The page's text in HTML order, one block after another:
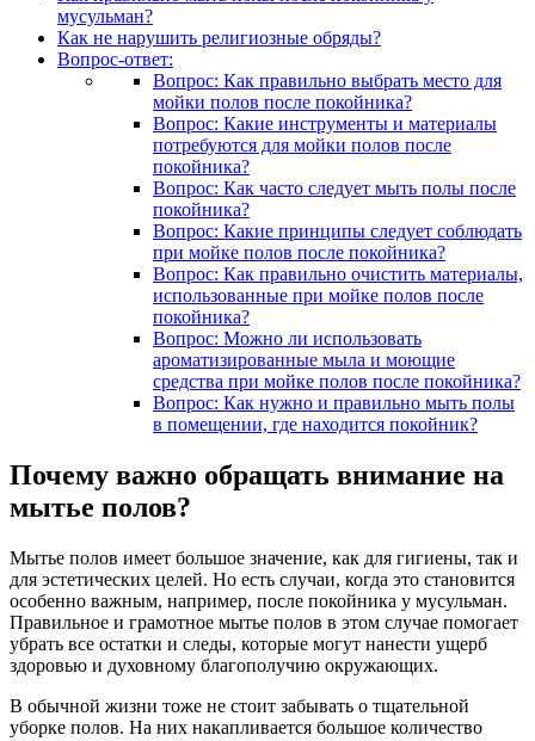
мусульман?
Как не нарушить религиозные обряды?
Вопрос-ответ:
Вопрос: Как правильно выбрать место для
мойки полов после покойника?
Вопрос: Какие инструменты и материалы
потребуются для мойки полов после
покойника?
Вопрос: Как часто следует мыть полы после
покойника?
Вопрос: Какие принципы следует соблюдать
при мойке полов после покойника?
Вопрос: Как правильно очистить материалы,
использованные при мойке полов после
покойника?
Вопрос: Можно ли использовать
ароматизированные мыла и моющие
средства при мойке полов после покойника?
Вопрос: Как нужно и правильно мыть полы
в помещении, где находится покойник?
Почему важно обращать внимание на
мытье полов?
Мытье полов имеет большое значение, как для гигиены, так и
для эстетических целей. Но есть случаи, когда это становится
особенно важным, например, после покойника у мусульман.
Правильное и грамотное мытье полов в этом случае помогает
убрать все остатки и следы, которые могут нанести ущерб
здоровью и духовному благополучию окружающих.
В обычной жизни тоже не стоит забывать о тщательной
уборке полов. На них накапливается большое количество